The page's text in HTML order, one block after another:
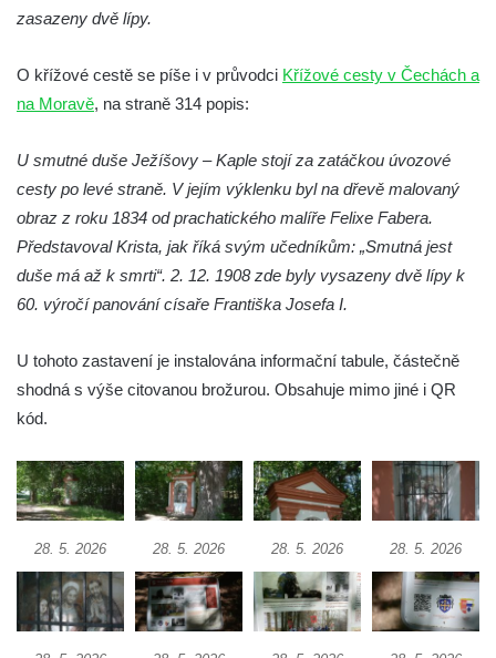
Himmelfahrt) v Schirgiswalde
Kostel svaté Máří Magdaleny u hradu
Kaple Olivetské hory pod věží kostela
svatého Michaela Archanděla v Bochově
Mildeova kaple pod Ortelem
Výklenková kaple v Teplické ulici u stadionu
Evangelický kostel v Duchcově
Kostel svatých Petra a Pavla v Jeníkově
Kaple Panny Marie v Lahošti
Kaple svatého Jana Nepomuckého v
Kaple Tří otců v Mikulášovicích
Kaple Matky Boží v Mikulášovicích
zasazeny dvě lípy.
O křížové cestě se píše i v průvodci Křížové cesty v Čechách a
na Moravě, na straně 314 popis:
U smutné duše Ježíšovy – Kaple stojí za zatáčkou úvozové
cesty po levé straně. V jejím výklenku byl na dřevě malovaný
obraz z roku 1834 od prachatického malíře Felixe Fabera.
Představoval Krista, jak říká svým učedníkům: „Smutná jest
duše má až k smrti“. 2. 12. 1908 zde byly vysazeny dvě lípy k
60. výročí panování císaře Františka Josefa I.
U tohoto zastavení je instalována informační tabule, částečně
shodná s výše citovanou brožurou. Obsahuje mimo jiné i QR
kód.
28. 5. 2026 28. 5. 2026 28. 5. 2026 28. 5. 2026